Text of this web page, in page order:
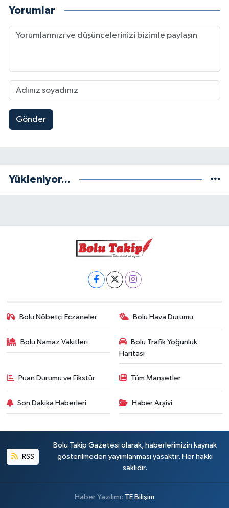
Yorumlar
Gönder
Yükleniyor...
Bolu Nöbetçi Eczaneler Bolu Hava Durumu
Bolu Namaz Vakitleri
Bolu Trafik Yoğunluk
Haritası
Puan Durumu ve Fikstür Tüm Manşetler
Son Dakika Haberleri Haber Arşivi
RSS
Bolu Takip Gazetesi olarak, haberlerimizin kaynak
gösterilmeden yayımlanması yasaktır. Her hakkı
saklıdır.
Haber Yazılımı: TE Bilişim